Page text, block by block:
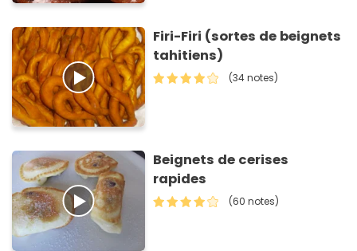
Firi-Firi (sortes de beignets
tahitiens)
(34 notes)
Beignets de cerises
rapides
(60 notes)